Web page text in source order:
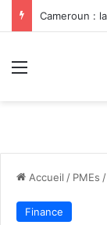
Menu
Accueil / PMEs /
Finance